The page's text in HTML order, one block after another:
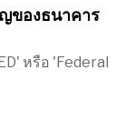
ของธนาคาร
หรือ 'Federal